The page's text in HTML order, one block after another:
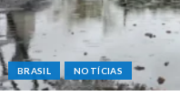
BRASIL NOTÍCIAS